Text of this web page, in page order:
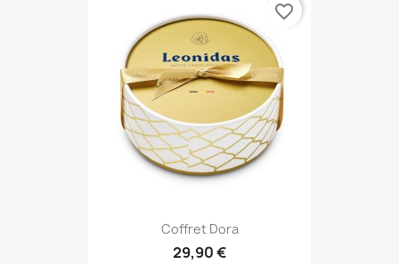
Coffret Dora
29,90 €
favorite_border